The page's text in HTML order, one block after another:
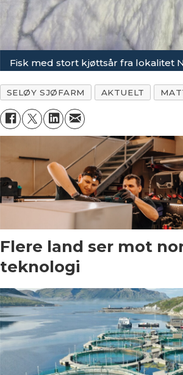
Fisk med stort kjøttsår fra lokalitet
SELØY SJØFARM AKTUELT
Flere land ser mot
teknologi